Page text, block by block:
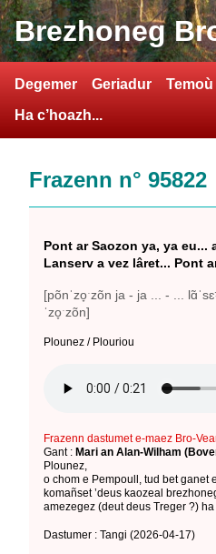
Brezhoneg
Degemer Geriadur Temoù
Ha c’hoazh...
Frazenn n° 95822
Pont ar Saozon ya, ya eu...
Lanserv a vez lâret... Pont
[põnˈzo̞ˑzõn ja - ja ... - ...
ˈzo̞ˑzõn]
Plounez / Plouriou
Frazenn dastumet e-maez Bro-
Gant : Mari an Alan-Wilham
Plounez
o chom e Pempoull
tud bet ganet
komañset ’deus kaozeal
amezegez (deut deus Treger ?) ha
Dastumer : Tangi (2026-04-17)